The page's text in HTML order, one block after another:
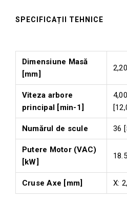
SPECIFICAȚII TEHNICE
Dimensiune Masă
[mm]
Viteza arbore
principal [min-1]
Numărul de scule 36
Putere Motor (VAC)
[kW]
Cruse Axe [mm] X: